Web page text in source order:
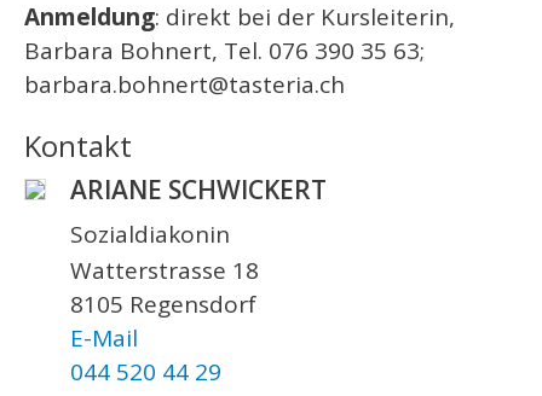
Anmeldung: direkt bei der Kursleiterin,
Barbara Bohnert, Tel. 076 390 35 63;
barbara.bohnert@tasteria.ch
Kontakt
ARIANE SCHWICKERT
Sozialdiakonin
Watterstrasse 18
8105 Regensdorf
E-Mail
044 520 44 29